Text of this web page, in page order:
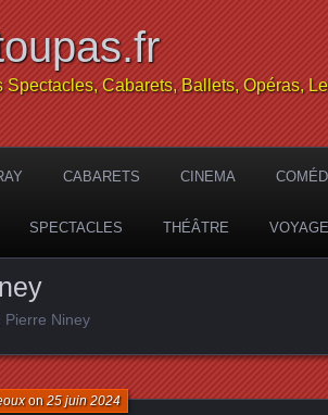
Spectacles, Cabarets, Ballets, Opéras,
CABARETS CINEMA
SPECTACLES THÉÂTRE
Pierre Niney
on25 juin 2024